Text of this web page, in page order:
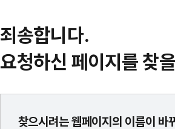
죄송합니다.
요청하신 페이지를 찾
찾으시려는 웹페이지의 이름이 바